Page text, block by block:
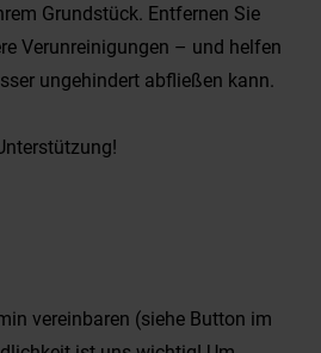
vereinbaren (siehe Button im
Grundstück. Entfernen Sie
Verunreinigungen – und helfen
ungehindert abfließen kann.